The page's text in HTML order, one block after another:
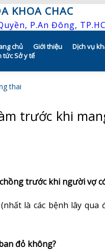
KHOA CHAC
P.An Đông,
chủ Giới thiệu
Quyền và trách
Lịch khám bác sĩ
Bảng giá dịch vụ
Dịch vụ
Khám
tức Sở y tế
thai
trước khi
trước khi người vợ
là các bệnh lây
đỏ không?